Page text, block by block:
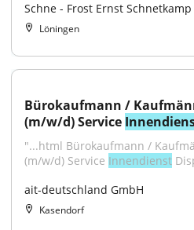
Schne - Frost Ernst Schnetkamp
Löningen
Bürokaufmann /
(m/w/d) Service
"...html Bürokaufmann /
(m/w/d) Service Innendienst
ait-deutschland GmbH
Kasendorf